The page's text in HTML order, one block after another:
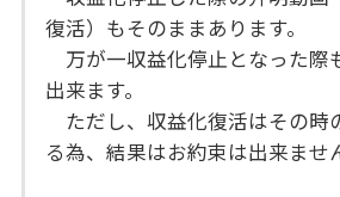
復活）もそのままあります。
万が一収益化停止となった際
出来ます。
ただし、収益化復活はその時
る為、結果はお約束は出来ませ